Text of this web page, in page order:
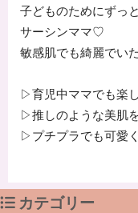
子どものためにずっ
サーシンママ♡
敏感肌でも綺麗でい
▷育児中ママでも楽
▷推しのような美肌
▷プチプラでも可愛
カテゴリー